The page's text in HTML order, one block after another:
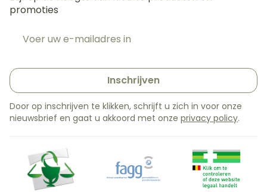
promoties
Inschrijven
Door op inschrijven te klikken, schrijft u zich in voor onze
nieuwsbrief en gaat u akkoord met onze privacy policy.